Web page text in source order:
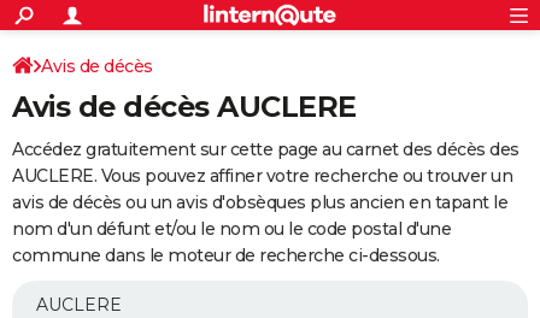
ACTUALITÉS
Politique
Société
Faits Divers
Education
Monde
Villes
+
SPORT
Coupe du monde 2026
Football
Tennis
Cyclisme
Rugby
Forum
Programme TV
TNT
Streaming
Cinéma
Sorties cinéma
Musique
+
FINANCE
Retraite
Epargne
Immobilier
Risques naturels par ville
Banque
Assurance
AUTO
Essais
Réserver un essai
Citadines
Berlines
SUV
Forum auto
+
Avis de décès
Avis de décès AUCLERE
Accédez gratuitement sur cette page au carnet des décès des
AUCLERE. Vous pouvez affiner votre recherche ou trouver un
avis de décès ou un avis d'obsèques plus ancien en tapant le
nom d'un défunt et/ou le nom ou le code postal d'une
commune dans le moteur de recherche ci-dessous.